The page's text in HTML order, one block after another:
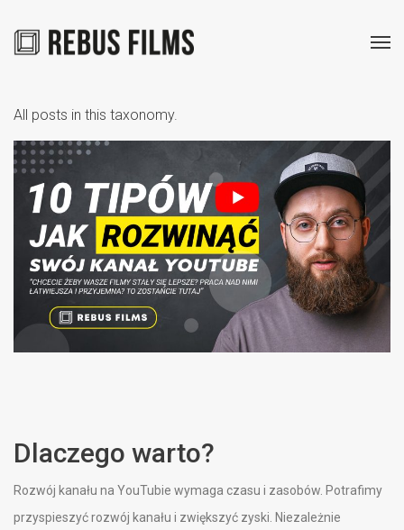
All posts in this taxonomy.
Rób to co NAJLEPSI
Youtuberzy
Wiedza
Dlaczego warto?
Rozwój kanału na YouTubie wymaga czasu i zasobów. Potrafimy
przyspieszyć rozwój kanału i zwiększyć zyski. Niezależnie